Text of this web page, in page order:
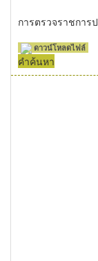
การตรวจราชกา
ดาวน์โหลดไฟล์
คำค้นหา